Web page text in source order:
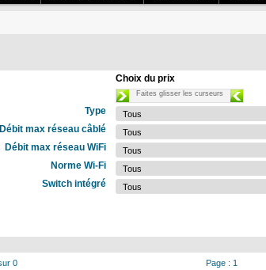
Choix du prix
Faites glisser les curseurs
Type
Débit max réseau câblé
Débit max réseau WiFi
Norme Wi-Fi
Switch intégré
0 Page : 1